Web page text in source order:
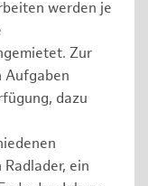
werden je
Zur
Aufgaben
dazu
ein